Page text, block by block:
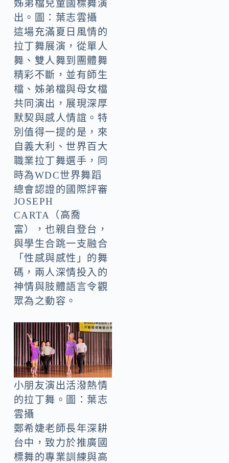
姊弟檔兒童國標舞演
出。圖：葉志雲攝
這場充滿夏日風情的
拉丁舞展演，從單人
舞、雙人舞到團體舞
精彩不斷，並有師生
檔、姊弟檔與母女檔
共同演出，展現深厚
默契與感人情誼。特
別值得一提的是，來
自義大利、世界百大
職業拉丁舞選手，同
時為WDC世界舞蹈
總會認證的國際評審
JOSEPH
CARTA（高喬
富），也親自登台，
與學生合跳一支融合
「性感與感性」的舞
碼，兩人深情投入的
神情與肢體語言令觀
眾為之動容。
小朋友演出活潑熱情
的拉丁舞。圖：葉志
雲攝
鄭希婕老師長年深耕
台中，致力於推廣國
標舞的專業訓練與高